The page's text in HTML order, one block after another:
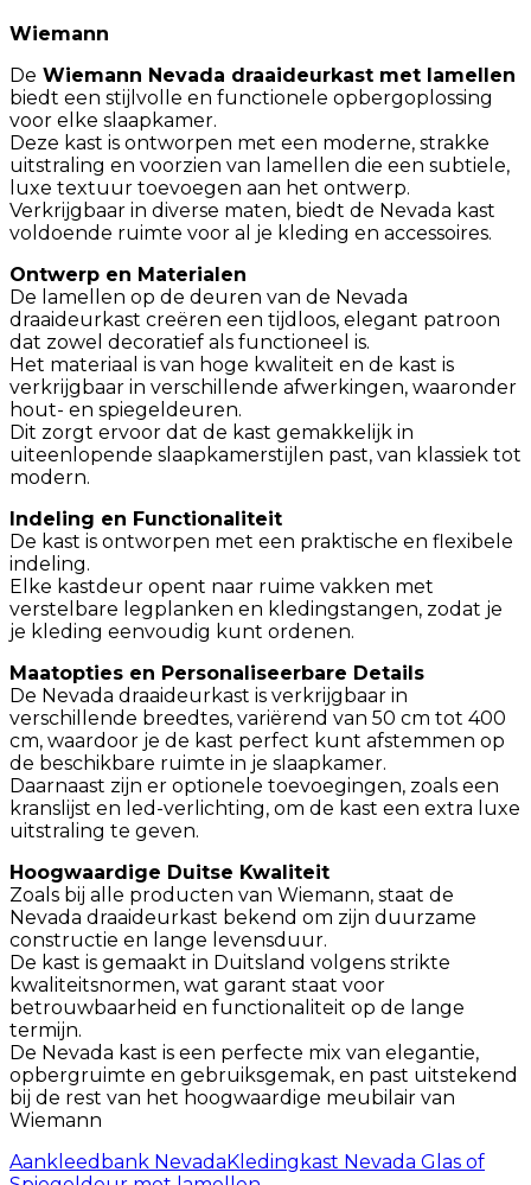
Wiemann
De Wiemann Nevada draaideurkast met lamellen
biedt een stijlvolle en functionele opbergoplossing
voor elke slaapkamer.
Deze kast is ontworpen met een moderne, strakke
uitstraling en voorzien van lamellen die een subtiele,
luxe textuur toevoegen aan het ontwerp.
Verkrijgbaar in diverse maten, biedt de Nevada kast
voldoende ruimte voor al je kleding en accessoires.
Ontwerp en Materialen
De lamellen op de deuren van de Nevada
draaideurkast creëren een tijdloos, elegant patroon
dat zowel decoratief als functioneel is.
Het materiaal is van hoge kwaliteit en de kast is
verkrijgbaar in verschillende afwerkingen, waaronder
hout- en spiegeldeuren.
Dit zorgt ervoor dat de kast gemakkelijk in
uiteenlopende slaapkamerstijlen past, van klassiek tot
modern.
Indeling en Functionaliteit
De kast is ontworpen met een praktische en flexibele
indeling.
Elke kastdeur opent naar ruime vakken met
verstelbare legplanken en kledingstangen, zodat je
je kleding eenvoudig kunt ordenen.
Maatopties en Personaliseerbare Details
De Nevada draaideurkast is verkrijgbaar in
verschillende breedtes, variërend van 50 cm tot 400
cm, waardoor je de kast perfect kunt afstemmen op
de beschikbare ruimte in je slaapkamer.
Daarnaast zijn er optionele toevoegingen, zoals een
kranslijst en led-verlichting, om de kast een extra luxe
uitstraling te geven.
Hoogwaardige Duitse Kwaliteit
Zoals bij alle producten van Wiemann, staat de
Nevada draaideurkast bekend om zijn duurzame
constructie en lange levensduur.
De kast is gemaakt in Duitsland volgens strikte
kwaliteitsnormen, wat garant staat voor
betrouwbaarheid en functionaliteit op de lange
termijn.
De Nevada kast is een perfecte mix van elegantie,
opbergruimte en gebruiksgemak, en past uitstekend
bij de rest van het hoogwaardige meubilair van
Wiemann
Aankleedbank NevadaKledingkast Nevada Glas of